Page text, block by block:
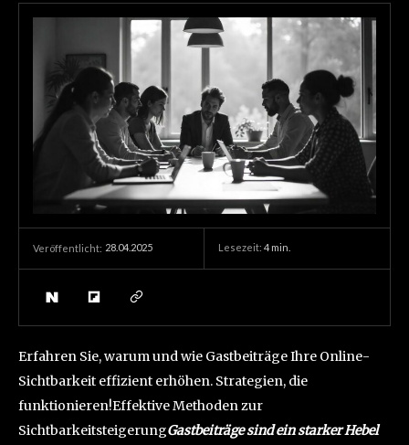
Veröffentlicht: 28.04.2025 Lesezeit: 4 min.
Erfahren Sie, warum und wie Gastbeiträge Ihre Online-
Sichtbarkeit effizient erhöhen. Strategien, die
funktionieren!Effektive Methoden zur
SichtbarkeitsteigerungGastbeiträge sind ein starker Hebel